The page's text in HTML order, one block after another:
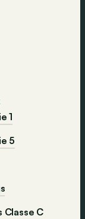
1
5
Classe C